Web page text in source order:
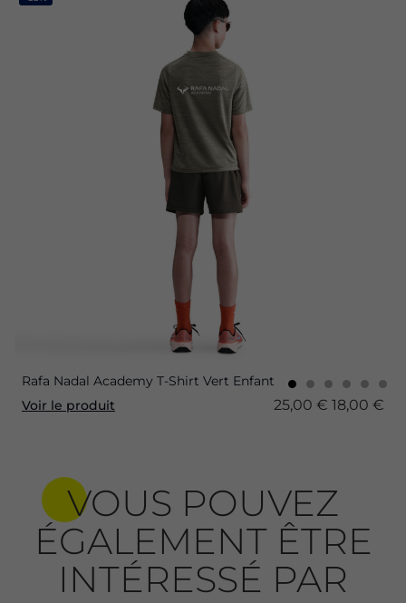
Rafa Nadal Academy T-Shirt Vert Enfant
Voir le produit
25,00 € 18,00 €
VOUS POUVEZ
ÉGALEMENT ÊTRE
INTÉRESSÉ PAR